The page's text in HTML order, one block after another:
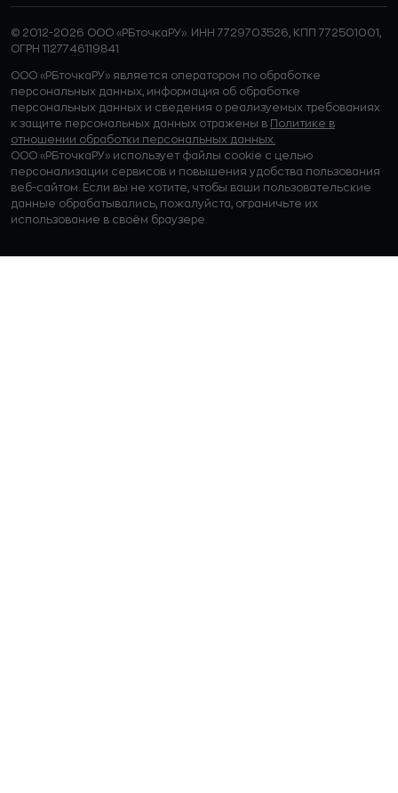
© 2012-2026 ООО «РБточкаРУ». ИНН 7729703526, КПП 772501001,
ОГРН 1127746119841
ООО «РБточкаРУ» является оператором по обработке
персональных данных, информация об обработке
персональных данных и сведения о реализуемых требованиях
к защите персональных данных отражены в Политике в
отношении обработки персональных данных.
ООО «РБточкаРУ» использует файлы cookie с целью
персонализации сервисов и повышения удобства пользования
веб-сайтом. Если вы не хотите, чтобы ваши пользовательские
данные обрабатывались, пожалуйста, ограничьте их
использование в своём браузере.